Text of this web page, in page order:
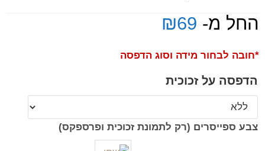
החל מ- ₪69
*חובה לבחור מידה וסוג הדפסה
הדפסה על זכוכית
צבע ספייסרים (רק לתמונת זכוכית ופרספקס)